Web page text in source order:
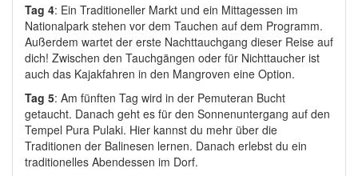
Tag 4: Ein Traditioneller Markt und ein Mittagessen im
Nationalpark stehen vor dem Tauchen auf dem Programm.
Außerdem wartet der erste Nachttauchgang dieser Reise auf
dich! Zwischen den Tauchgängen oder für Nichttaucher ist
auch das Kajakfahren in den Mangroven eine Option.
Tag 5: Am fünften Tag wird in der Pemuteran Bucht
getaucht. Danach geht es für den Sonnenuntergang auf den
Tempel Pura Pulaki. Hier kannst du mehr über die
Traditionen der Balinesen lernen. Danach erlebst du ein
traditionelles Abendessen im Dorf.